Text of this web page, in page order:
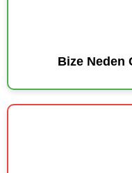
Bize Neden